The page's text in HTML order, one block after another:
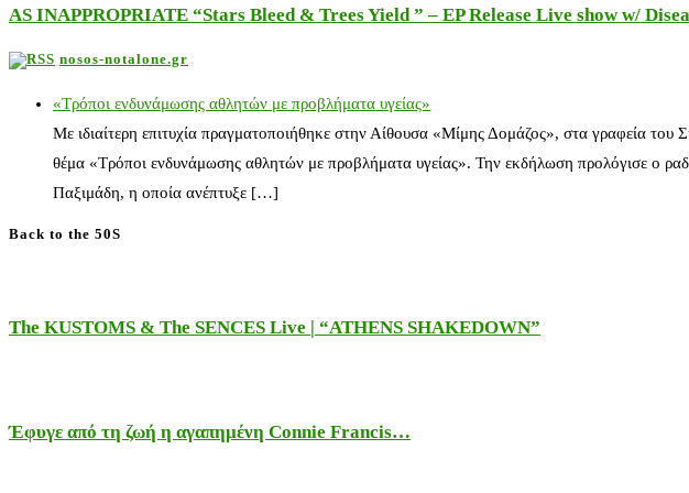
AS INAPPROPRIATE “Stars Bleed & Trees Yield ” – EP Release Live show w/
nosos-notalone.gr
«Τρόποι ενδυνάμωσης αθλητών με προβλήματα υγείας»
Με ιδιαίτερη επιτυχία πραγματοποιήθηκε στην Αίθουσα «Μίμης Δομάζος», στα γραφεία
θέμα «Τρόποι ενδυνάμωσης αθλητών με προβλήματα υγείας». Την εκδήλωση προλόγισε ο
Παξιμάδη, η οποία ανέπτυξε […]
Back to the 50S
The KUSTOMS & The SENCES Live | “ATHENS SHAKEDOWN”
Έφυγε από τη ζωή η αγαπημένη Connie Francis…